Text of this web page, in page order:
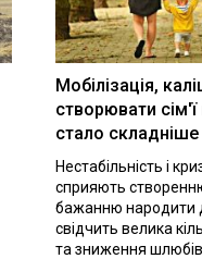
Мобілізація,
створювати сім'ї
стало складніше
Нестабільність і
сприяють створенню
бажанню народити
свідчить велика
та зниження